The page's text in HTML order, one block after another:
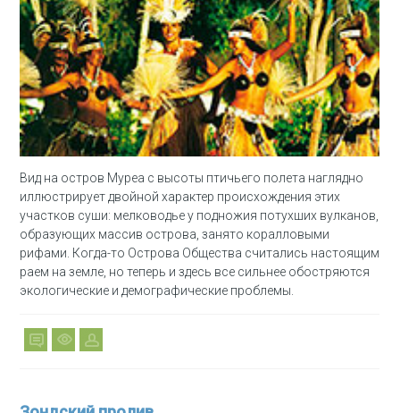
Вид на остров Муреа с высоты птичьего полета наглядно
иллюстрирует двойной характер происхождения этих
участков суши: мелководье у подножия потухших вулканов,
образующих массив острова, занято коралловыми
рифами. Когда-то Острова Общества считались настоящим
раем на земле, но теперь и здесь все сильнее обостряются
экологические и демографические проблемы.